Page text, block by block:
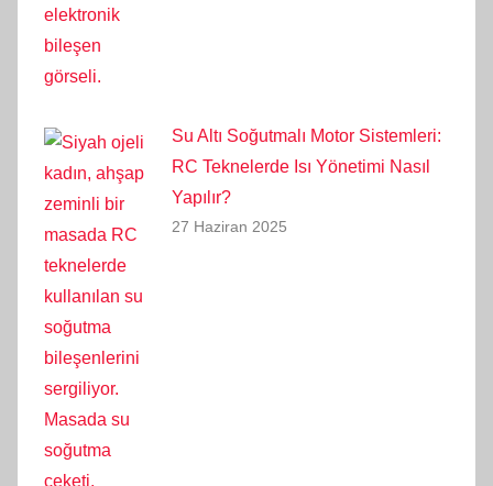
Su Altı Soğutmalı Motor Sistemleri:
RC Teknelerde Isı Yönetimi Nasıl
Yapılır?
27 Haziran 2025